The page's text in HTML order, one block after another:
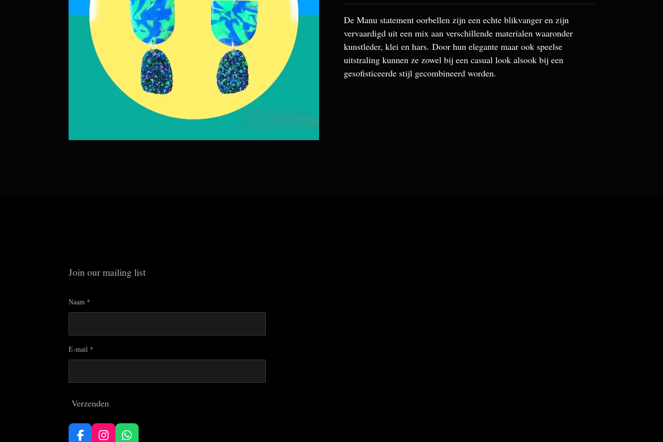
De Manu statement oorbellen zijn een echte blikvanger en zijn
vervaardigd uit een mix aan verschillende materialen waaronder
kunstleder, klei en hars. Door hun elegante maar ook speelse
uitstraling kunnen ze zowel bij een casual look alsook bij een
gesofisticeerde stijl gecombineerd worden.
Join our mailing list
Naam *
E-mail *
Verzenden
F I W